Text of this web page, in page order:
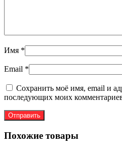
Имя *
Email *
Сохранить моё имя, email и
последующих моих
Похожие товары